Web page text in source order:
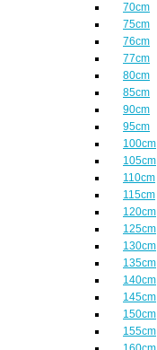
70cm
75cm
76cm
77cm
80cm
85cm
90cm
95cm
100cm
105cm
110cm
115cm
120cm
125cm
130cm
135cm
140cm
145cm
150cm
155cm